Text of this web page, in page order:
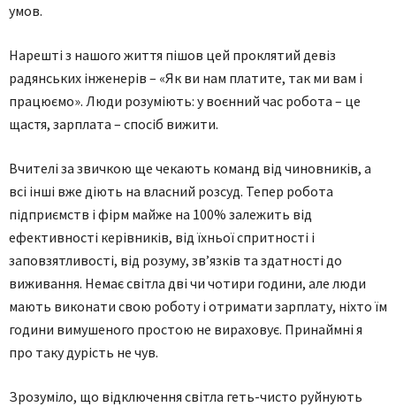
умов.
Нарешті з нашого життя пішов цей проклятий девіз
радянських інженерів – «Як ви нам платите, так ми вам і
працюємо». Люди розуміють: у воєнний час робота – це
щастя, зарплата – спосіб вижити.
Вчителі за звичкою ще чекають команд від чиновників, а
всі інші вже діють на власний розсуд. Тепер робота
підприємств і фірм майже на 100% залежить від
ефективності керівників, від їхньої спритності і
заповзятливості, від розуму, зв’язків та здатності до
виживання. Немає світла дві чи чотири години, але люди
мають виконати свою роботу і отримати зарплату, ніхто їм
години вимушеного простою не вираховує. Принаймні я
про таку дурість не чув.
Зрозуміло, що відключення світла геть-чисто руйнують